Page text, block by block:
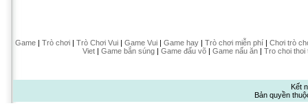
Game| Trò chơi| Trò Chơi Vui| Game Vui| Game hay| Trò chơi miễn phí| Chơi trò
Viet| Game bắn súng| Game đấu võ| Game nấu ăn| Tro choi thoi
Kết
Bản quyền